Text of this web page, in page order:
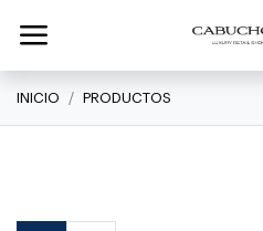
INICIO PRODUCTOS